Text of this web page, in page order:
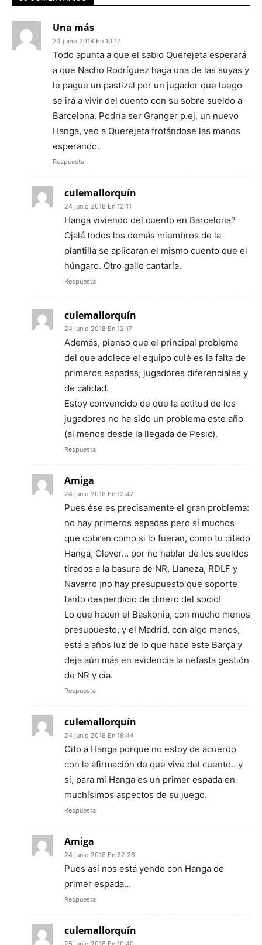
Una más
24 junio 2018 En 10:17
Todo apunta a que el sabio Querejeta esperará
a que Nacho Rodríguez haga una de las suyas y
le pague un pastizal por un jugador que luego
se irá a vivir del cuento con su sobre sueldo a
Barcelona. Podría ser Granger p.ej. un nuevo
Hanga, veo a Querejeta frotándose las manos
esperando.
Respuesta
culemallorquín
24 junio 2018 En 12:11
Hanga viviendo del cuento en Barcelona?
Ojalá todos los demás miembros de la
plantilla se aplicaran el mismo cuento que el
húngaro. Otro gallo cantaría.
Respuesta
culemallorquín
24 junio 2018 En 12:17
Además, pienso que el principal problema
del que adolece el equipo culé es la falta de
primeros espadas, jugadores diferenciales y
de calidad.
Estoy convencido de que la actitud de los
jugadores no ha sido un problema este año
(al menos desde la llegada de Pesic).
Respuesta
Amiga
24 junio 2018 En 12:47
Pues ése es precisamente el gran problema:
no hay primeros espadas pero sí muchos
que cobran como si lo fueran, como tu citado
Hanga, Claver… por no hablar de los sueldos
tirados a la basura de NR, Llaneza, RDLF y
Navarro ¡no hay presupuesto que soporte
tanto desperdicio de dinero del socio!
Lo que hacen el Baskonia, con mucho menos
presupuesto, y el Madrid, con algo menos,
está a años luz de lo que hace este Barça y
deja aún más en evidencia la nefasta gestión
de NR y cía.
Respuesta
culemallorquín
24 junio 2018 En 19:44
Cito a Hanga porque no estoy de acuerdo
con la afirmación de que vive del cuento…y
sí, para mí Hanga es un primer espada en
muchísimos aspectos de su juego.
Respuesta
Amiga
24 junio 2018 En 22:28
Pues así nos está yendo con Hanga de
primer espada…
Respuesta
culemallorquín